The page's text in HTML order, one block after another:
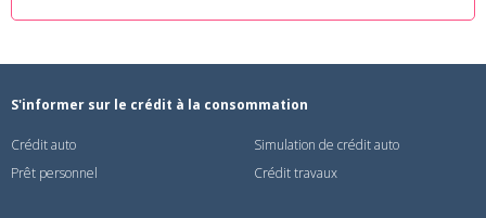
S'informer sur le crédit à la consommation
Crédit auto
Simulation de crédit auto
Prêt personnel
Crédit travaux